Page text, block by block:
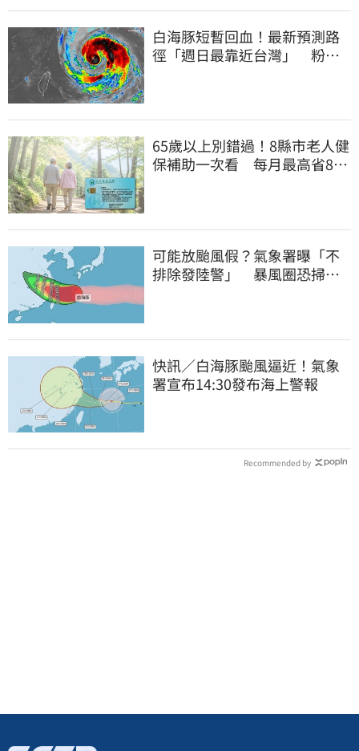
白海豚短暫回血！最新預測路
徑「週日最靠近台灣」 粉
65歲以上別錯過！8縣市老人健
保補助一次看 每月最高省826
可能放颱風假？氣象署曝「不
排除發陸警」 暴風圈恐掃過2
快訊／白海豚颱風逼近！氣象
署宣布14:30發布海上警報
Recommended by